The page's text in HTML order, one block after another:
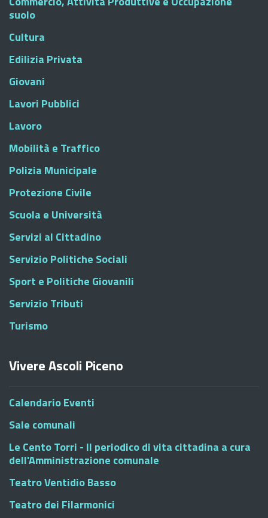
suolo
Cultura
Edilizia Privata
Giovani
Lavori Pubblici
Lavoro
Mobilità e Traffico
Polizia Municipale
Protezione Civile
Scuola e Università
Servizi al Cittadino
Servizio Politiche Sociali
Sport e Politiche Giovanili
Servizio Tributi
Turismo
Vivere Ascoli Piceno
Calendario Eventi
Sale comunali
Le Cento Torri - Il periodico di vita cittadina a cura
dell'Amministrazione comunale
Teatro Ventidio Basso
Teatro dei Filarmonici